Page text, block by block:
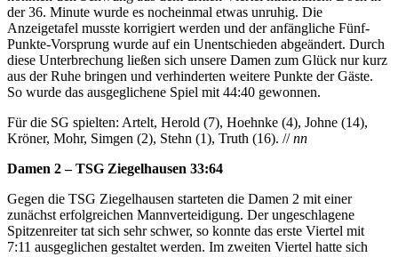
der 36. Minute wurde es nocheinmal etwas unruhig. Die
Anzeigetafel musste korrigiert werden und der anfängliche Fünf-
Punkte-Vorsprung wurde auf ein Unentschieden abgeändert. Durch
diese Unterbrechung ließen sich unsere Damen zum Glück nur kurz
aus der Ruhe bringen und verhinderten weitere Punkte der Gäste.
So wurde das ausgeglichene Spiel mit 44:40 gewonnen.
Für die SG spielten: Artelt, Herold (7), Hoehnke (4), Johne (14),
Kröner, Mohr, Simgen (2), Stehn (1), Truth (16). //nn
Damen 2 – TSG Ziegelhausen 33:64
Gegen die TSG Ziegelhausen starteten die Damen 2 mit einer
zunächst erfolgreichen Mannverteidigung. Der ungeschlagene
Spitzenreiter tat sich sehr schwer, so konnte das erste Viertel mit
7:11 ausgeglichen gestaltet werden. Im zweiten Viertel hatte sich